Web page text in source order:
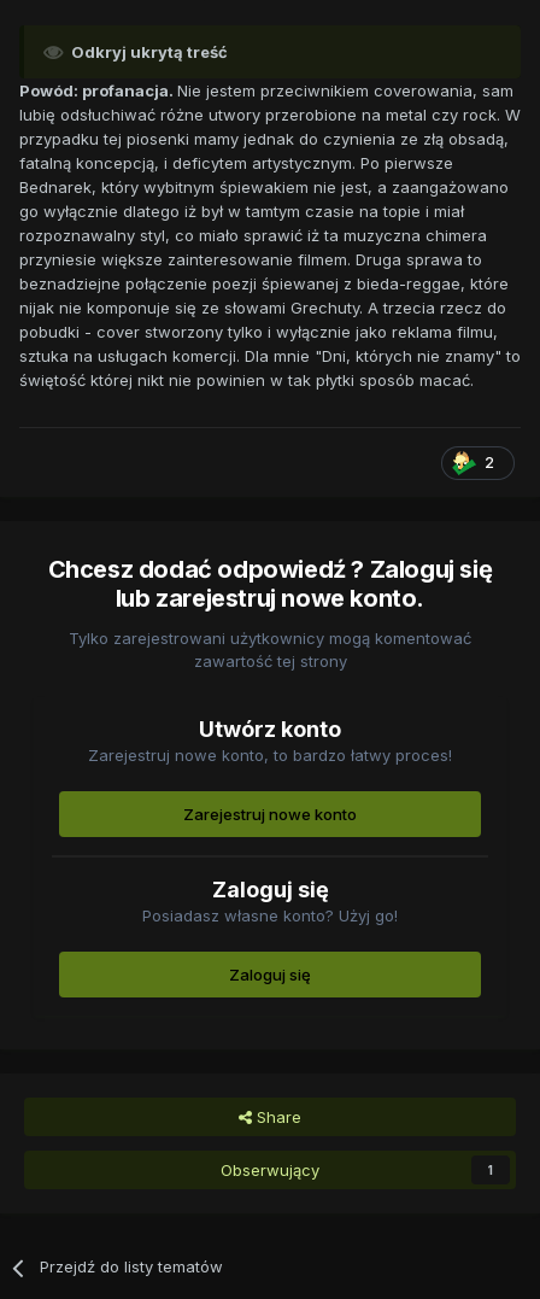
Odkryj ukrytą treść
Powód: profanacja. Nie jestem przeciwnikiem coverowania, sam
lubię odsłuchiwać różne utwory przerobione na metal czy rock. W
przypadku tej piosenki mamy jednak do czynienia ze złą obsadą,
fatalną koncepcją, i deficytem artystycznym. Po pierwsze
Bednarek, który wybitnym śpiewakiem nie jest, a zaangażowano
go wyłącznie dlatego iż był w tamtym czasie na topie i miał
rozpoznawalny styl, co miało sprawić iż ta muzyczna chimera
przyniesie większe zainteresowanie filmem. Druga sprawa to
beznadziejne połączenie poezji śpiewanej z bieda-reggae, które
nijak nie komponuje się ze słowami Grechuty. A trzecia rzecz do
pobudki - cover stworzony tylko i wyłącznie jako reklama filmu,
sztuka na usługach komercji. Dla mnie "Dni, których nie znamy" to
świętość której nikt nie powinien w tak płytki sposób macać.
2
Chcesz dodać odpowiedź ? Zaloguj się
lub zarejestruj nowe konto.
Tylko zarejestrowani użytkownicy mogą komentować
zawartość tej strony
Utwórz konto
Zarejestruj nowe konto, to bardzo łatwy proces!
Zarejestruj nowe konto
Zaloguj się
Posiadasz własne konto? Użyj go!
Zaloguj się
Share
Obserwujący 1
Przejdź do listy tematów